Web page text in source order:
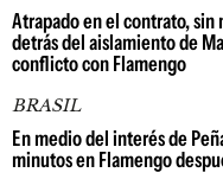
Atrapado en el contrato,
detrás del aislamiento de
conflicto con Flamengo
BRASIL
En medio del interés de
minutos en Flamengo